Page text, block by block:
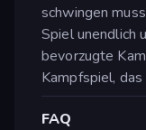
schwingen
Spiel unendlich
bevorzugte
Kampfspiel,
FAQ